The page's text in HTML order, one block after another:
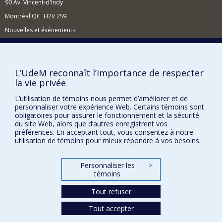
90 Av. Vincent-d'Indy
Montréal QC H2V 2S9
Nouvelles et événements
Plan du site
Accessibilité
FACULTÉ DES ARTS ET DES SCIENCES
Nos départements et écoles
Nos centres d'études
Conditions d’utilisation
L’UdeM reconnaît l’importance de respecter
la vie privée
L’utilisation de témoins nous permet d’améliorer et de
personnaliser votre expérience Web. Certains témoins sont
obligatoires pour assurer le fonctionnement et la sécurité
du site Web, alors que d’autres enregistrent vos
préférences. En acceptant tout, vous consentez à notre
utilisation de témoins pour mieux répondre à vos besoins.
Personnaliser les
témoins
>
Tout refuser
Tout accepter